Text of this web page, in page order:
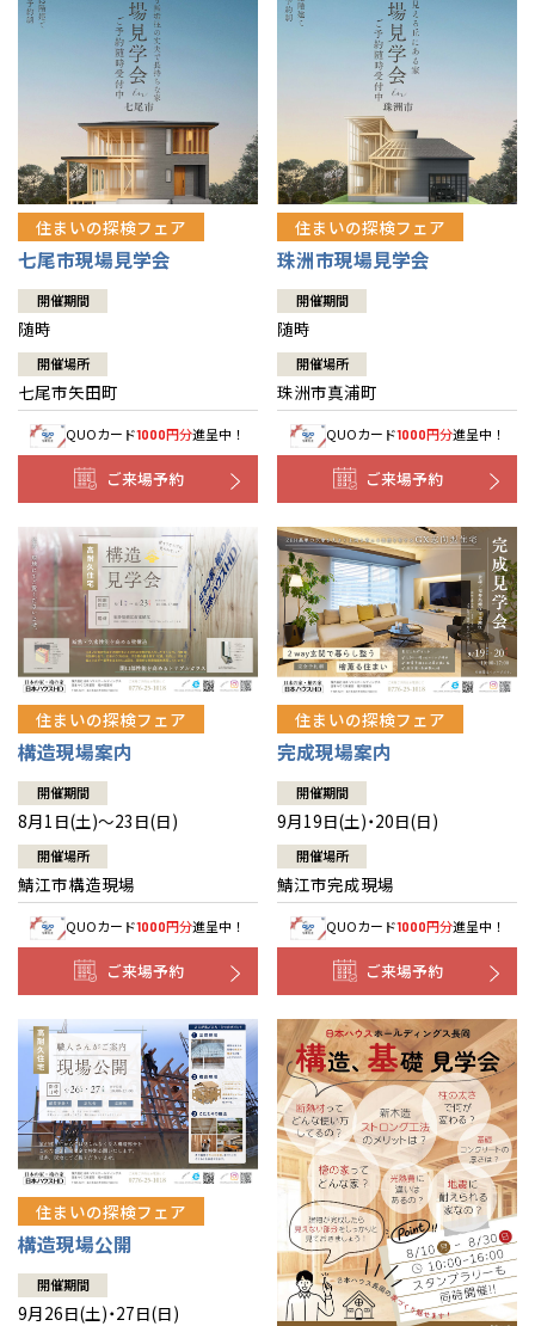
住まいの探検フェア
七尾市現場見学会
開催期間
随時
開催場所
七尾市矢田町
QUOカード1000円分進呈中！
ご来場予約
住まいの探検フェア
珠洲市現場見学会
開催期間
随時
開催場所
珠洲市真浦町
QUOカード1000円分進呈中！
ご来場予約
住まいの探検フェア
構造現場案内
開催期間
8月1日(土)～23日(日)
開催場所
鯖江市構造現場
QUOカード1000円分進呈中！
ご来場予約
住まいの探検フェア
完成現場案内
開催期間
9月19日(土)・20日(日)
開催場所
鯖江市完成現場
QUOカード1000円分進呈中！
ご来場予約
住まいの探検フェア
構造現場公開
開催期間
9月26日(土)・27日(日)